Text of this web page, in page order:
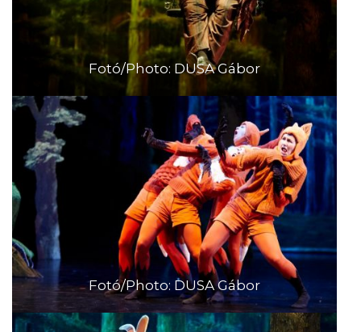
Fotó/Photo: DUSA Gábor
Fotó/Photo: DUSA Gábor